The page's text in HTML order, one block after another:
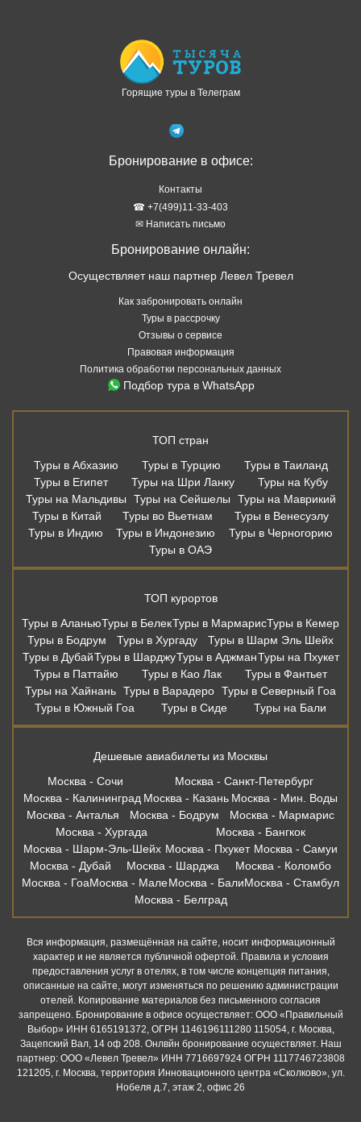
Горящие туры в Телеграм
Бронирование в офисе:
Контакты
☎ +7(499)11-33-403
✉ Написать письмо
Бронирование онлайн:
Осуществляет наш партнер Левел Тревел
Как забронировать онлайн
Туры в рассрочку
Отзывы о сервисе
Правовая информация
Политика обработки персональных данных
Подбор тура в WhatsApp
ТОП стран
Туры в Абхазию
Туры в Турцию
Туры в Таиланд
Туры в Египет
Туры на Шри Ланку
Туры на Кубу
Туры на Мальдивы
Туры на Сейшелы
Туры на Маврикий
Туры в Китай
Туры во Вьетнам
Туры в Венесуэлу
Туры в Индию
Туры в Индонезию
Туры в Черногорию
Туры в ОАЭ
ТОП курортов
Туры в АланьюТуры в БелекТуры в МармарисТуры в Кемер
Туры в Бодрум
Туры в Хургаду
Туры в Шарм Эль Шейх
Туры в ДубайТуры в ШарджуТуры в АджманТуры на Пхукет
Туры в Паттайю
Туры в Као Лак
Туры в Фантьет
Туры на Хайнань Туры в Варадеро Туры в Северный Гоа
Туры в Южный Гоа
Туры в Сиде Туры на Бали
Дешевые авиабилеты из Москвы
Москва - Сочи
Москва - Санкт-Петербург
Москва - Калининград Москва - Казань Москва - Мин. Воды
Москва - Анталья
Москва - Бодрум
Москва - Мармарис
Москва - Хургада
Москва - Бангкок
Москва - Шарм-Эль-Шейх Москва - Пхукет Москва - Самуи
Москва - Дубай
Москва - Шарджа
Москва - Коломбо
Москва - ГоаМосква - МалеМосква - БалиМосква - Стамбул
Москва - Белград
Вся информация, размещённая на сайте, носит информационный
характер и не является публичной офертой. Правила и условия
предоставления услуг в отелях, в том числе концепция питания,
описанные на сайте, могут изменяться по решению администрации
отелей. Копирование материалов без письменного согласия
запрещено. Бронирование в офисе осуществляет: ООО «Правильный
Выбор» ИНН 6165191372, ОГРН 1146196111280 115054, г. Москва,
Зацепский Вал, 14 оф 208. Онлвйн бронирование осуществляет. Наш
партнер: ООО «Левел Тревел» ИНН 7716697924 ОГРН 1117746723808
121205, г. Москва, территория Инновационного центра «Сколково», ул.
Нобеля д.7, этаж 2, офис 26